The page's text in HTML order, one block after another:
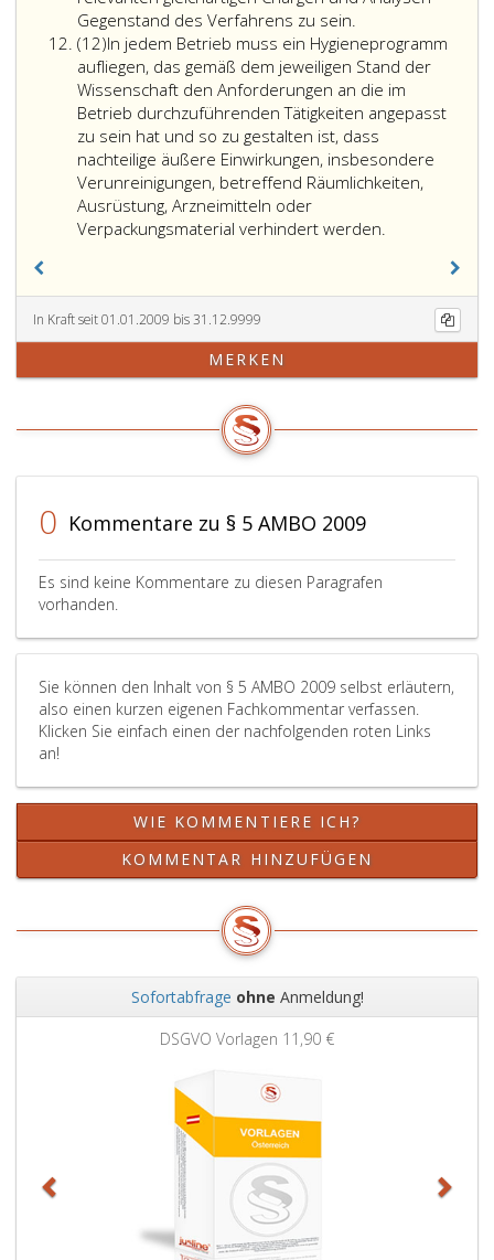
Gegenstand des Verfahrens zu sein.
(12)Absatz
12
In jedem Betrieb muss ein Hygieneprogramm
aufliegen, das gemäß dem jeweiligen Stand der
Wissenschaft den Anforderungen an die im
Betrieb durchzuführenden Tätigkeiten angepasst
zu sein hat und so zu gestalten ist, dass
nachteilige äußere Einwirkungen, insbesondere
Verunreinigungen, betreffend Räumlichkeiten,
Ausrüstung, Arzneimitteln oder
Verpackungsmaterial verhindert werden.
In Kraft seit 01.01.2009 bis 31.12.9999
MERKEN
0 Kommentare zu § 5 AMBO 2009
Es sind keine Kommentare zu diesen Paragrafen
vorhanden.
Sie können den Inhalt von § 5 AMBO 2009 selbst erläutern,
also einen kurzen eigenen Fachkommentar verfassen.
Klicken Sie einfach einen der nachfolgenden roten Links
an!
WIE KOMMENTIERE ICH?
KOMMENTAR HINZUFÜGEN
Sofortabfrage ohne Anmeldung!
Grundbuchauszug